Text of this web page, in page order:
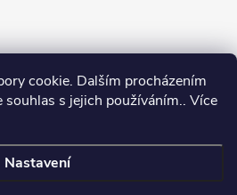
cookie. Dalším procházením
s jejich používáním.. Více
Nastavení